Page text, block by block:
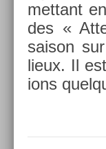
met­tant
des «
saison
lieux. Il
ions